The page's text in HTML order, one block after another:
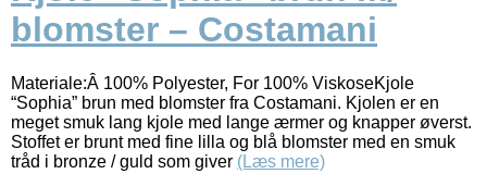
blomster – Costamani
Materiale:Â 100% Polyester, For 100% ViskoseKjole
“Sophia” brun med blomster fra Costamani. Kjolen er en
meget smuk lang kjole med lange ærmer og knapper øverst.
Stoffet er brunt med fine lilla og blå blomster med en smuk
tråd i bronze / guld som giver (Læs mere)